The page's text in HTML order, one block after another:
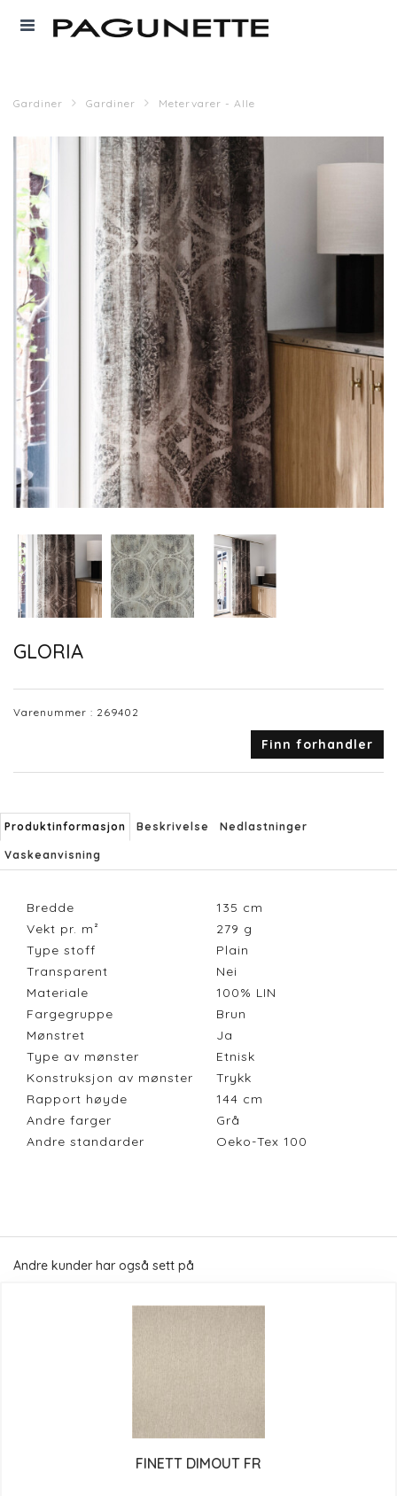
Gardiner Gardiner Metervarer - Alle
GLORIA
Varenummer : 269402
Finn forhandler
Produktinformasjon Beskrivelse Nedlastninger
Vaskeanvisning
Bredde 135 cm
Vekt pr. m²
279 g
Type stoff
Plain
Transparent
Nei
Materiale
100% LIN
Fargegruppe
Brun
Mønstret
Ja
Type av mønster
Etnisk
Konstruksjon av mønster
Trykk
Rapport høyde
144 cm
Andre farger
Grå
Andre standarder
Oeko-Tex 100
Andre kunder har også sett på
FINETT DIMOUT FR